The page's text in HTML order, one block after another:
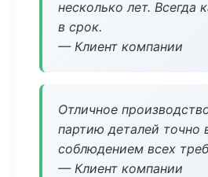
несколько лет. Всегда
в срок.
— Клиент компании
Отличное
партию деталей точно
соблюдением всех
— Клиент компании